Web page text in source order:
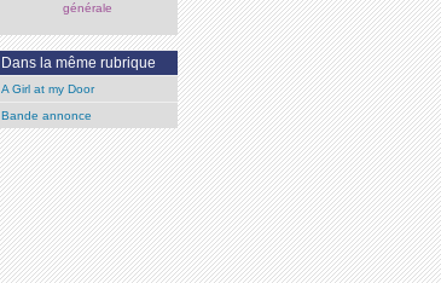
générale
Dans la même rubrique
A Girl at my Door
Bande annonce